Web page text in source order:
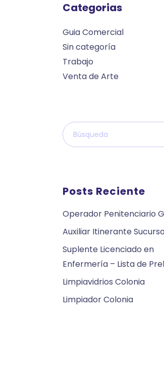
Categorias
Guia Comercial
Sin categoría
Trabajo
Venta de Arte
Posts Reciente
Operador Penitenciario
Auxiliar Itinerante
Suplente Licenciado en
Enfermería – Lista de
Limpiavidrios Colonia
Limpiador Colonia